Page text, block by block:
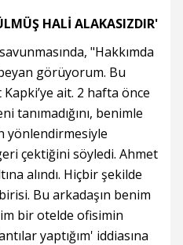
HALİ ALAKASIZDIR'
"Hakkımda
görüyorum. Bu
ait. 2 hafta önce
tanımadığını, benimle
yönlendirmesiyle
çektiğini söyledi. Ahmet
alındı. Hiçbir şekilde
Bu arkadaşın benim
bir otelde ofisimin
yaptığım' iddiasına